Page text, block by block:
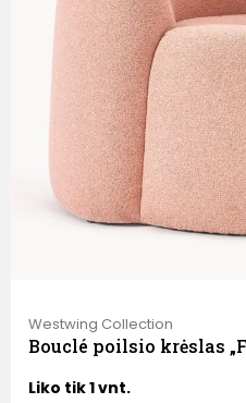
Westwing Collection
Bouclé poilsio krėslas
Liko tik 1 vnt.